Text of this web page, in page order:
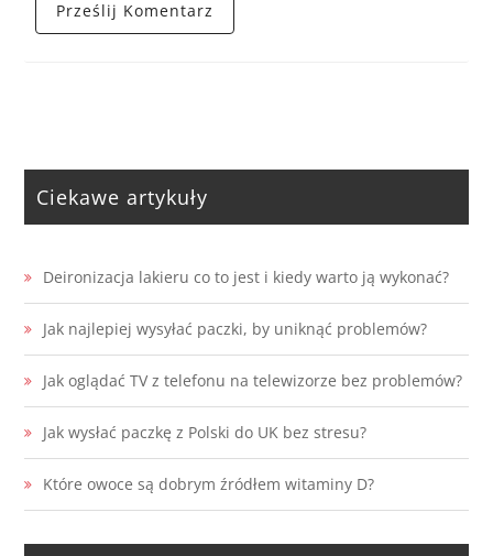
Ciekawe artykuły
Deironizacja lakieru co to jest i kiedy warto ją wykonać?
Jak najlepiej wysyłać paczki, by uniknąć problemów?
Jak oglądać TV z telefonu na telewizorze bez problemów?
Jak wysłać paczkę z Polski do UK bez stresu?
Które owoce są dobrym źródłem witaminy D?